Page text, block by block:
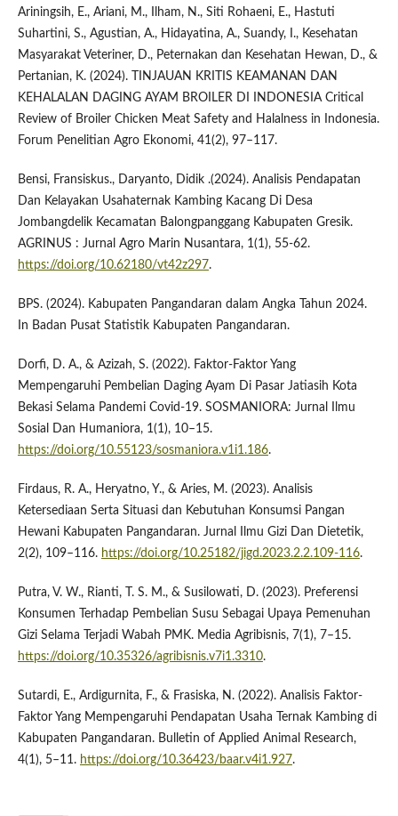
Ariningsih, E., Ariani, M., Ilham, N., Siti Rohaeni, E., Hastuti
Suhartini, S., Agustian, A., Hidayatina, A., Suandy, I., Kesehatan
Masyarakat Veteriner, D., Peternakan dan Kesehatan Hewan, D., &
Pertanian, K. (2024). TINJAUAN KRITIS KEAMANAN DAN
KEHALALAN DAGING AYAM BROILER DI INDONESIA Critical
Review of Broiler Chicken Meat Safety and Halalness in Indonesia.
Forum Penelitian Agro Ekonomi, 41(2), 97–117.
Bensi, Fransiskus., Daryanto, Didik .(2024). Analisis Pendapatan
Dan Kelayakan Usahaternak Kambing Kacang Di Desa
Jombangdelik Kecamatan Balongpanggang Kabupaten Gresik.
AGRINUS : Jurnal Agro Marin Nusantara, 1(1), 55-62.
https://doi.org/10.62180/vt42z297.
BPS. (2024). Kabupaten Pangandaran dalam Angka Tahun 2024.
In Badan Pusat Statistik Kabupaten Pangandaran.
Dorfi, D. A., & Azizah, S. (2022). Faktor-Faktor Yang
Mempengaruhi Pembelian Daging Ayam Di Pasar Jatiasih Kota
Bekasi Selama Pandemi Covid-19. SOSMANIORA: Jurnal Ilmu
Sosial Dan Humaniora, 1(1), 10–15.
https://doi.org/10.55123/sosmaniora.v1i1.186.
Firdaus, R. A., Heryatno, Y., & Aries, M. (2023). Analisis
Ketersediaan Serta Situasi dan Kebutuhan Konsumsi Pangan
Hewani Kabupaten Pangandaran. Jurnal Ilmu Gizi Dan Dietetik,
2(2), 109–116. https://doi.org/10.25182/jigd.2023.2.2.109-116.
Putra, V. W., Rianti, T. S. M., & Susilowati, D. (2023). Preferensi
Konsumen Terhadap Pembelian Susu Sebagai Upaya Pemenuhan
Gizi Selama Terjadi Wabah PMK. Media Agribisnis, 7(1), 7–15.
https://doi.org/10.35326/agribisnis.v7i1.3310.
Sutardi, E., Ardigurnita, F., & Frasiska, N. (2022). Analisis Faktor-
Faktor Yang Mempengaruhi Pendapatan Usaha Ternak Kambing di
Kabupaten Pangandaran. Bulletin of Applied Animal Research,
4(1), 5–11. https://doi.org/10.36423/baar.v4i1.927.